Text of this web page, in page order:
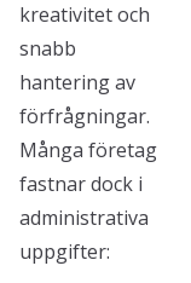
kreativitet och
snabb
hantering av
förfrågningar.
Många företag
fastnar dock i
administrativa
uppgifter: